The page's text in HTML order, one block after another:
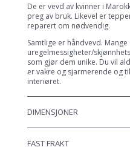
De er vevd av kvinner i
preg av bruk. Likevel er
reparert om nødvendig.
Samtlige er håndvevd.
uregelmessigheter/
som gjør dem unike. Du vil
er vakre og sjarmerende og
interiøret.
DIMENSJONER
FAST FRAKT